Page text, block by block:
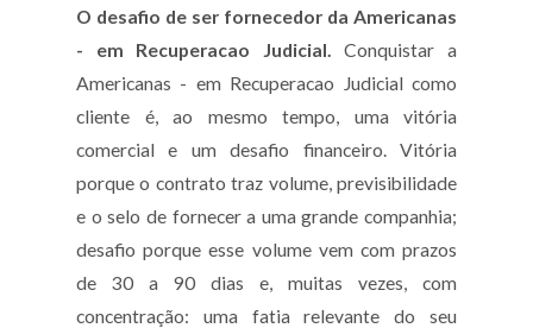
O desafio de ser fornecedor da Americanas
- em Recuperacao Judicial. Conquistar a
Americanas - em Recuperacao Judicial como
cliente é, ao mesmo tempo, uma vitória
comercial e um desafio financeiro. Vitória
porque o contrato traz volume, previsibilidade
e o selo de fornecer a uma grande companhia;
desafio porque esse volume vem com prazos
de 30 a 90 dias e, muitas vezes, com
concentração: uma fatia relevante do seu